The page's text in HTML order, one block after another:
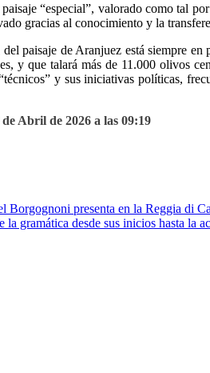
“especial”, valorado como tal
gracias al conocimiento y la
paisaje de Aranjuez está siempre
y que talará más de 11.000 olivos
y sus iniciativas políticas,
Abril de 2026 a las 09:19
Borgognoni presenta en la Reggia di
gramática desde sus inicios hasta la